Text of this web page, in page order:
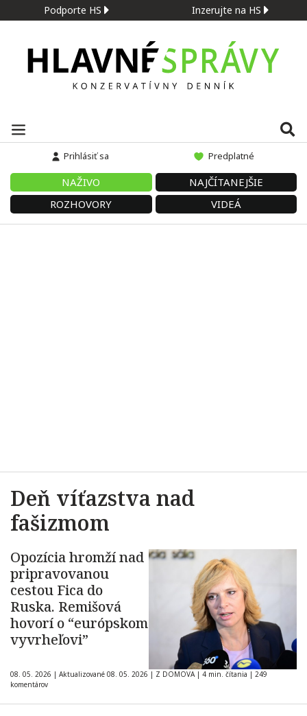
Podporte HS Inzerujte na HS
Prihlásiť sa Predplatné
NAŽIVO
NAJČÍTANEJŠIE
ROZHOVORY
VIDEÁ
Deň víťazstva nad
fašizmom
Opozícia hromží nad
pripravovanou
cestou Fica do
Ruska. Remišová
hovorí o “európskom
vyvrheľovi”
08. 05. 2026 | Aktualizované 08. 05. 2026 | Z DOMOVA | 4 min. čítania | 249
komentárov